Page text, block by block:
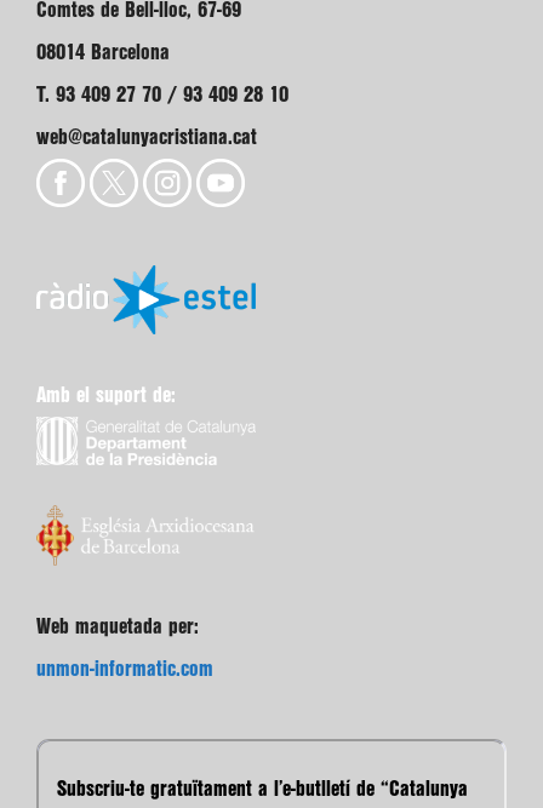
Comtes de Bell-lloc, 67-69
08014 Barcelona
T. 93 409 27 70 / 93 409 28 10
web@catalunyacristiana.cat
Amb el suport de:
Web maquetada per:
unmon-informatic.com
Subscriu-te gratuïtament a l’e-butlletí de “Catalunya